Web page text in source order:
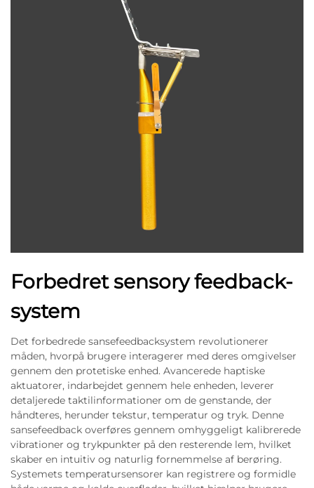
Forbedret sensory feedback-
system
Det forbedrede sansefeedbacksystem revolutionerer
måden, hvorpå brugere interagerer med deres omgivelser
gennem den protetiske enhed. Avancerede haptiske
aktuatorer, indarbejdet gennem hele enheden, leverer
detaljerede taktilinformationer om de genstande, der
håndteres, herunder tekstur, temperatur og tryk. Denne
sansefeedback overføres gennem omhyggeligt kalibrerede
vibrationer og trykpunkter på den resterende lem, hvilket
skaber en intuitiv og naturlig fornemmelse af berøring.
Systemets temperatursensorer kan registrere og formidle